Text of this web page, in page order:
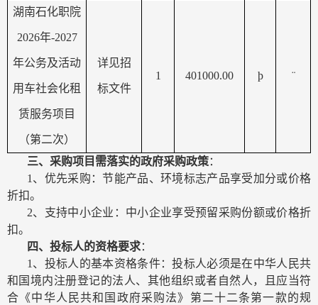
湖南石化职院
2026年-2027
年公务及活动
用车社会化租
赁服务项目
（第二次）
详见招
标文件
1 401000.00 þ ¨
三、采购项目需落实的政府采购政策：
1 、优先采购：节能产品、环境标志产品享受加分或价格
折扣。
2、支持中小企业：中小企业享受预留采购份额或价格折
扣。
四、投标人的资格要求：
1 、投标人的基本资格条件：投标人必须是在中华人民共
和国境内注册登记的法人、其他组织或者自然人，且应当符
合《中华人民共和国政府采购法》第二十二条第一款的规